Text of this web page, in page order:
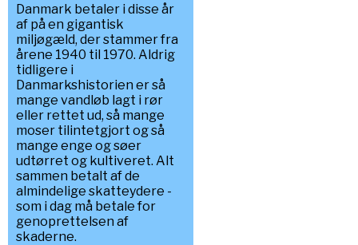
Danmark betaler i disse år
af på en gigantisk
miljøgæld, der stammer fra
årene 1940 til 1970. Aldrig
tidligere i
Danmarkshistorien er så
mange vandløb lagt i rør
eller rettet ud, så mange
moser tilintetgjort og så
mange enge og søer
udtørret og kultiveret. Alt
sammen betalt af de
almindelige skatteydere -
som i dag må betale for
genoprettelsen af
skaderne.